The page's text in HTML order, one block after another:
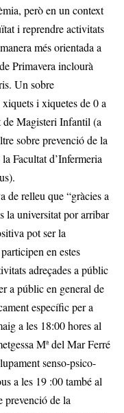
però en un context
i reprendre activitats
més orientada a
Primavera inclourà
Un sobre
i xiquetes de 0 a
de Magisteri Infantil (a
sobre prevenció de la
Facultat d’Infermeria
de relleu que “gràcies a
la universitat por arribar
pot ser la
en estes
adreçades a públic
a públic en general de
específic per a
a les 18:00 hores al
Mª del Mar Ferré
senso-psico-
a les 19 :00 també al
prevenció de la